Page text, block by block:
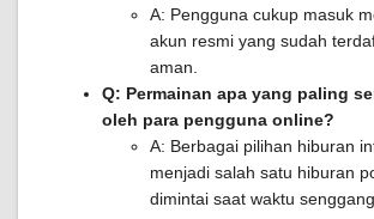
A: Pengguna cukup masuk
akun resmi yang sudah
aman.
Q: Permainan apa yang paling
oleh para pengguna online?
A: Berbagai pilihan hiburan
menjadi salah satu hiburan
dimintai saat waktu senggang.